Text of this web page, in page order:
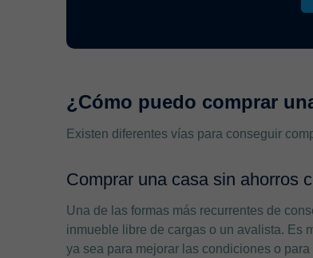
¿Cómo puedo comprar
Existen diferentes vías para conseguir
Comprar una casa sin ahorros
Una de las formas más recurrentes de
inmueble libre de cargas o un avalista. Es
ya sea para mejorar las condiciones o